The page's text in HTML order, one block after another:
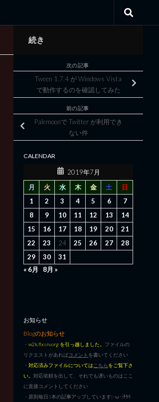
続き
次の記事
Tween 1.7.4 が Windows Vista
で動作するのを確認してみた
前の記事
Palemoonで Twitter が利用でき
ない件
CALENDAR
2019年7月
月
火 水 木 金 土
日
1
2 3 4 5 6
7
8
9 10 11 12 13
14
15
16 17 18 19 20
21
22
23 24 25 26 27
28
29
30
31
« 6月
8月 »
お知らせ
Blogのお知らせ
・ w2k.flxsrv.org を引っ越しました。 ファイルの
リクエストがあればコメント を書いてください
・ 対応済みファイルについては こちらをご覧下さ
い。 対応依頼を出して、それでも遅いものはここ
に直接コメントしてください
・原則毎日1本の記事アップしています|･ω･)ﾁﾗﾘ